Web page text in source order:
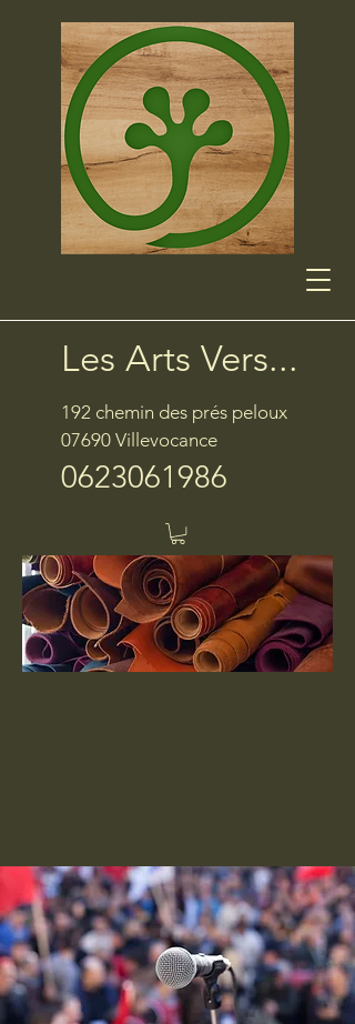
Les Arts Vers...
192 chemin des prés peloux
07690 Villevocance
0623061986